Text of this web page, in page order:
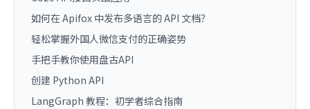
如何在 Apifox 中发布多语言的 API 文档？
轻松掌握外国人微信支付的正确姿势
手把手教你使用盘古API
创建 Python API
LangGraph 教程：初学者综合指南